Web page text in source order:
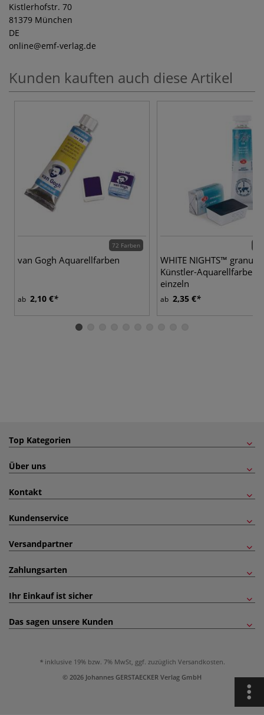
Kistlerhofstr. 70
81379 München
DE
online@emf-verlag.de
Kunden kauften auch diese Artikel
72 Farben
van Gogh Aquarellfarben
ab 2,10 €
WHITE NIGHTS™
Künstler-Aquarellfarben,
einzeln
ab 2,35 €
Top Kategorien
Über uns
Kontakt
Kundenservice
Versandpartner
Zahlungsarten
Ihr Einkauf ist sicher
Das sagen unsere Kunden
inklusive 19% bzw. 7% MwSt, ggf. zuzüglich Versandkosten.
© 2026 Johannes GERSTAECKER Verlag GmbH